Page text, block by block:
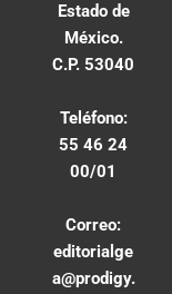
Estado de
México.
C.P. 53040
Teléfono:
55 46 24
00/01
Correo:
editorialge
a@prodigy.